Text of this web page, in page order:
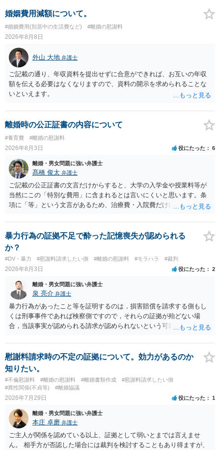
婚姻費用減額について。
#婚姻費用(別居中の生活費など) #離婚の慰謝料
2026年8月8日
外山 大地 弁護士
ご記載の通り、年収資料を提出せずに合意ができれば、お互いの年収
額を伝える必要はなくなりますので、資料の開示を求められることな
いといえます。
離婚時の公正証書の内容について
#養育費 #離婚の慰謝料
2026年8月3日 役にたった 6
離婚・男女問題に強い弁護士
髙橋 俊太 弁護士
ご記載の公正証書の文言だけからすると、大学の入学金や授業料等が
当然にこの「特別な費用」に含まれるとは言いにくいと思います。条
項に「等」という文言があるため、治療費・入院費だけに限定される
れていますので、通常は、病気や事故によって臨時に必要となった医
療費その他これに類する特別支出を念頭に置いた条項と読むのが自然
です。したがって、大学の入学金、授業料、受験費用などの教育費に
ついてまで、「この条項があるから当然に半額を請求できる」とまで
は言いにくいと思われます。なお、通常、大学進学費用をどこまで負
担すべきかについては、離婚時の合意内容のほか、子どもの年齢、大
学進学についての父母の認識、父母の学歴・収入・資産状況、進学先
や費用などを踏まえて個別に検討することになります。公正証書の他
の条項において、養育費の終期についてどのように定められている
か、大学進学に関する定めの有無、「教育費」「進学費用」に関する
定めの有無等について確認する必要があると考えられます。
暴力行為の証拠不足で酔った記憶喪失が認められる
か？
#DV・暴力 #慰謝料請求したい側 #離婚の慰謝料 #モラハラ #裁判
2026年8月3日 役にたった 2
離婚・男女問題に強い弁護士
泉 亮介 弁護士
暴力行為があったこと等を証明するのは，損害賠償を請求する側もし
くは刑事事件であれば検察側ですので，それらの証拠が殆どない場
合，当該事実が認められる請求が認められないという可能性はあるで
慰謝料請求時の不定の証拠について。効力があるのか
知りたい。
#不倫慰謝料 #離婚の慰謝料 #離婚書類作成
#慰謝料請求したい側
#異性関係(不貞等)
#離婚協議
2026年7月29日 役にたった 1
離婚・男女問題に強い弁護士
本庄 卓磨 弁護士
ご主人が関係を認めている以上、証拠として弱いとまでは言えませ
ん。 相手方が否認した場合には裁判を検討することもあり得ますが、